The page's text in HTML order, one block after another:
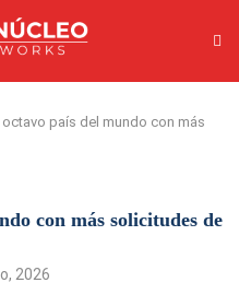
octavo país del mundo con más
con más solicitudes de
2026